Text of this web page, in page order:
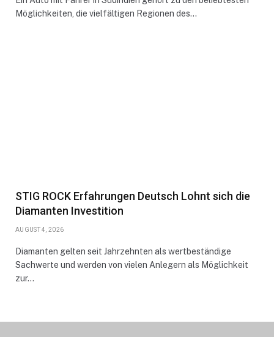
Möglichkeiten, die vielfältigen Regionen des…
STIG ROCK Erfahrungen Deutsch Lohnt sich die
Diamanten Investition
AUGUST 4, 2026
Diamanten gelten seit Jahrzehnten als wertbeständige
Sachwerte und werden von vielen Anlegern als Möglichkeit
zur…